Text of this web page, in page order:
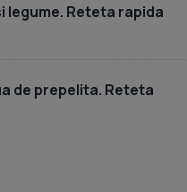
legume. Reteta rapida
de prepelita. Reteta